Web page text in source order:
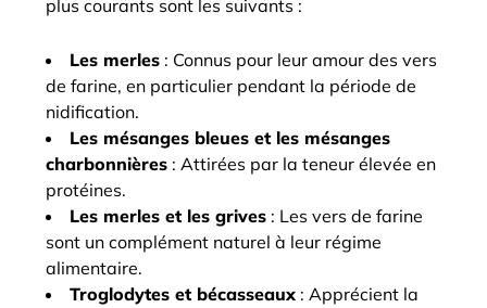
plus courants sont les suivants :
Les merles : Connus pour leur amour des vers
de farine, en particulier pendant la période de
nidification.
Les mésanges bleues et les mésanges
charbonnières : Attirées par la teneur élevée en
protéines.
Les merles et les grives : Les vers de farine
sont un complément naturel à leur régime
alimentaire.
Troglodytes et bécasseaux : Apprécient la